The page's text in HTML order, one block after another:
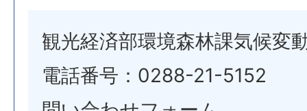
観光経済部環境森林課気候変
電話番号：0288-21-5152